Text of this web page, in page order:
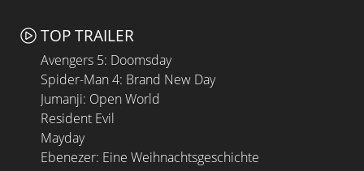
TOP TRAILER
Avengers 5: Doomsday
Spider-Man 4: Brand New Day
Jumanji: Open World
Resident Evil
Mayday
Ebenezer: Eine Weihnachtsgeschichte